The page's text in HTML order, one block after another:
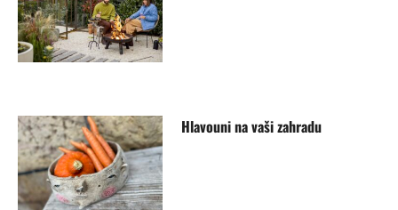
Hlavouni na vaši zahradu